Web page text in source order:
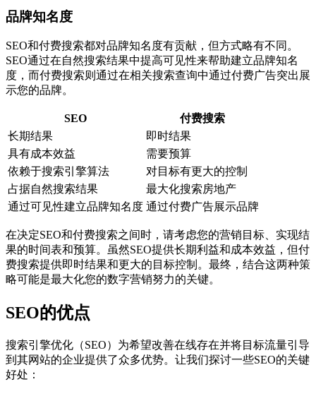
品牌知名度
SEO和付费搜索都对品牌知名度有贡献，但方式略有不同。
SEO通过在自然搜索结果中提高可见性来帮助建立品牌知名
度，而付费搜索则通过在相关搜索查询中通过付费广告突出展
示您的品牌。
SEO
付费搜索
长期结果
即时结果
具有成本效益
需要预算
依赖于搜索引擎算法
对目标有更大的控制
占据自然搜索结果
最大化搜索房地产
通过可见性建立品牌知名度 通过付费广告展示品牌
在决定SEO和付费搜索之间时，请考虑您的营销目标、实现结
果的时间表和预算。虽然SEO提供长期利益和成本效益，但付
费搜索提供即时结果和更大的目标控制。最终，结合这两种策
略可能是最大化您的数字营销努力的关键。
SEO的优点
搜索引擎优化（SEO）为希望改善在线存在并将目标流量引导
到其网站的企业提供了众多优势。让我们探讨一些SEO的关键
好处：